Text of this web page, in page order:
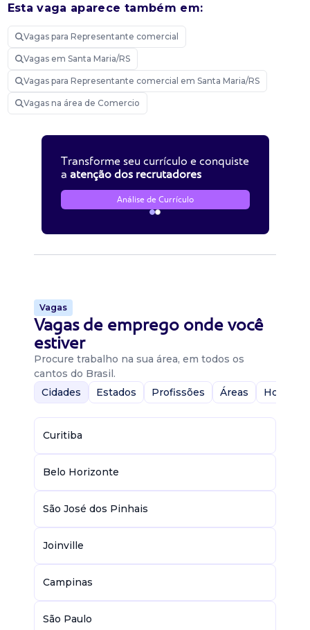
Esta vaga aparece também em:
Vagas para Representante comercial
Vagas em Santa Maria/RS
Vagas para Representante comercial em Santa Maria/RS
Vagas na área de Comercio
Transforme seu currículo e conquiste
a atenção dos recrutadores
Análise de Currículo
Vagas
Vagas de emprego onde você
estiver
Procure trabalho na sua área, em todos os
cantos do Brasil.
Cidades
Estados Profissões Áreas Home-
Curitiba
Belo Horizonte
São José dos Pinhais
Joinville
Campinas
São Paulo